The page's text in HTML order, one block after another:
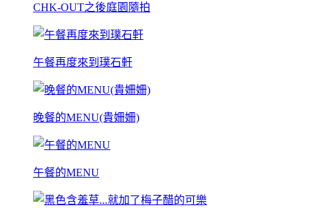
CHK-OUT之後庭園隨拍
午餐再度來到璞石軒
晚餐的MENU(貴姍姍)
午餐的MENU